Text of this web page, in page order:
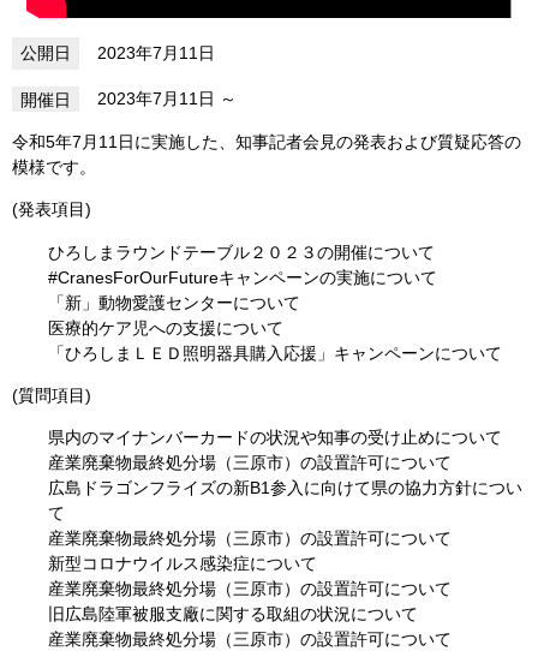
2023年7月11日
2023年7月11日
令和5年7月11日に実施した、知事記者会見の発表および質疑応答の
模様です。
(発表項目)
ひろしまラウンドテーブル２０２３の開催について
#CranesForOurFutureキャンペーンの実施について
「新」動物愛護センターについて
医療的ケア児への支援について
「ひろしまＬＥＤ照明器具購入応援」キャンペーンについて
(質問項目)
県内のマイナンバーカードの状況や知事の受け止めについて
産業廃棄物最終処分場（三原市）の設置許可について
広島ドラゴンフライズの新B1参入に向けて県の協力方針につい
て
産業廃棄物最終処分場（三原市）の設置許可について
新型コロナウイルス感染症について
産業廃棄物最終処分場（三原市）の設置許可について
旧広島陸軍被服支廠に関する取組の状況について
産業廃棄物最終処分場（三原市）の設置許可について